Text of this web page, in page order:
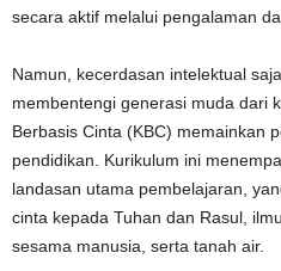
secara aktif melalui pengalaman
Namun, kecerdasan intelektual
membentengi generasi muda dari
Berbasis Cinta (KBC) memainkan
pendidikan. Kurikulum ini
landasan utama pembelajaran,
cinta kepada Tuhan dan Rasul,
sesama manusia, serta tanah air.